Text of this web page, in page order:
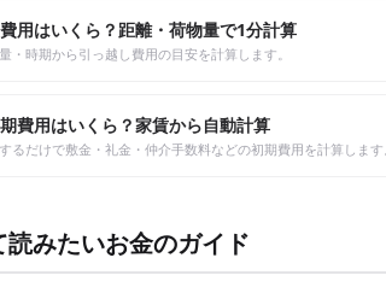
用はいくら？距離・荷物量で1分計算
・時期から引っ越し費用の目安を計算します。
費用はいくら？家賃から自動計算
るだけで敷金・礼金・仲介手数料などの初期費用を計算します
読みたいお金のガイド